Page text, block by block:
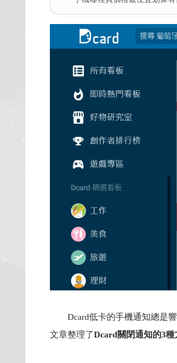
Dcard低卡的手機通知總是響
文章整理了Dcard關閉通知的3種